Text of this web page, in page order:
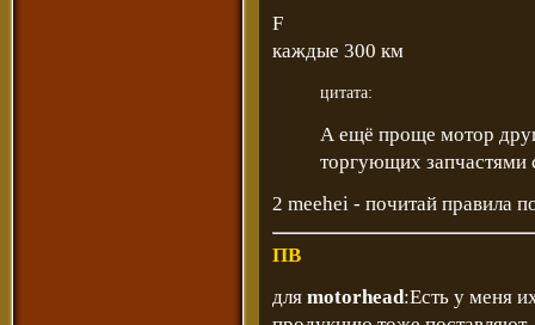
F
каждые 300 км
цитата:
А ещё проще мотор
торгующих запчастями
2 meehei - почитай правила
ПВ
для motorhead:Есть у меня